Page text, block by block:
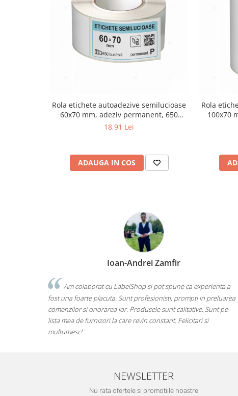
Rola etichete autoadezive semilucioase
60x70 mm, adeziv permanent, 650
etichete/rola
18,91 Lei
ADAUGA IN COS
Rola
100x70
Ioan-Andrei Zamfir
Am colaborat cu LabelShop si pot spune ca experienta a
fost una foarte placuta. Sunt profesionisti, prompti in preluarea
comenzilor si onorarea lor. Produsele sunt calitative. Sunt pe
lista mea de furnizori la care revin constant. Felicitari si
multumesc!
NEWSLETTER
Nu rata ofertele si promotiile noastre